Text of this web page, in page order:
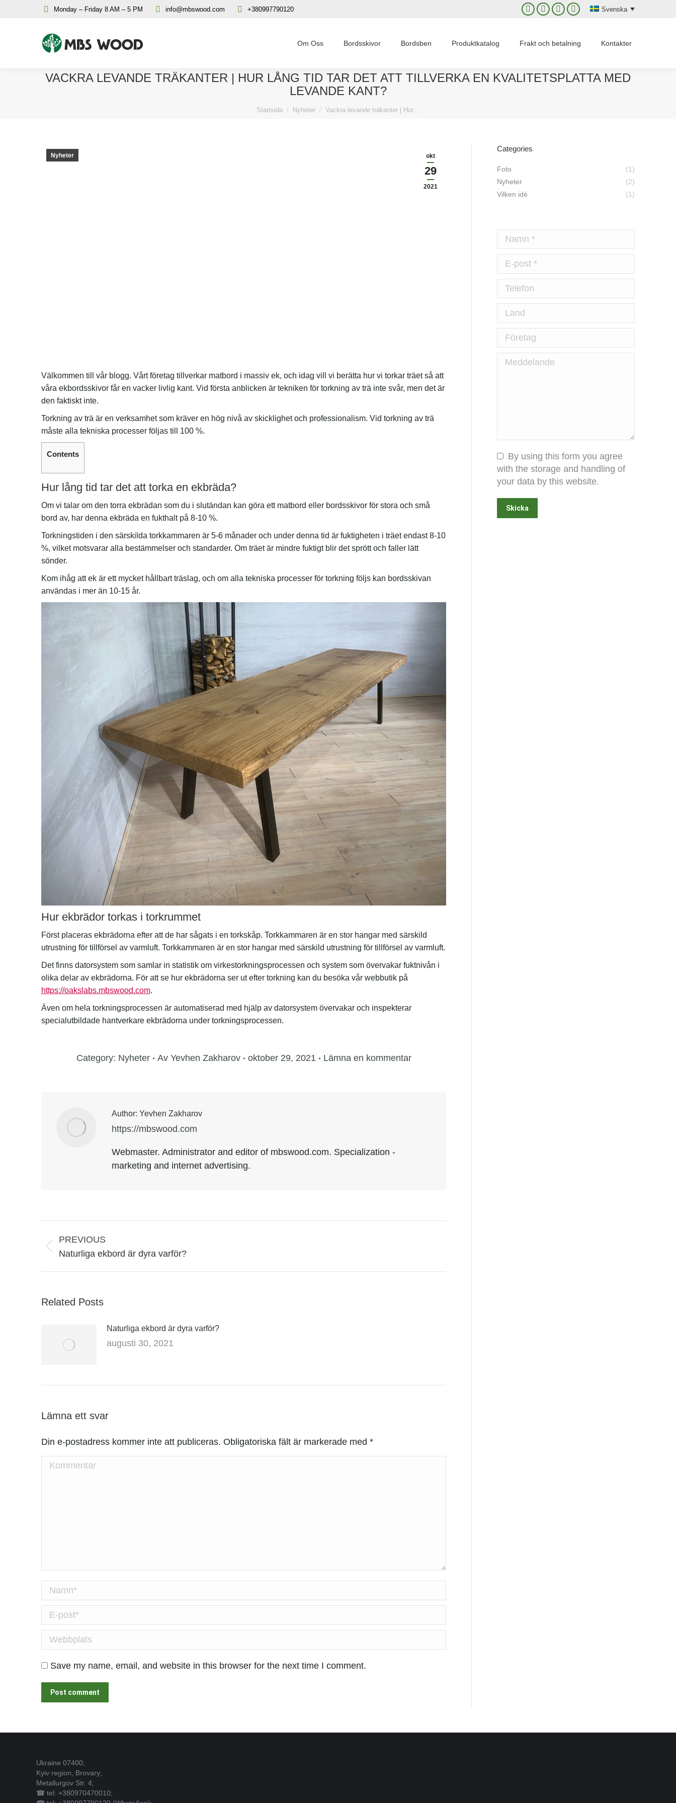
Monday – Friday 8 AM – 5 PM info@mbswood.com +380997790120
Facebook
opens
window
X
opens
window
Instagram
opens
window
YouTube
opens
window
Svenska
Om Oss Bordsskivor Bordsben Produktkatalog Frakt och betalning Kontakter
VACKRA LEVANDE TRÄKANTER | HUR LÅNG TID TAR DET ATT TILLVERKA EN KVALITETSPLATTA MED
LEVANDE KANT?
Startsida Nyheter Vackra levande träkanter | Hur…
okt
29
2021
Nyheter
Välkommen till vår blogg. Vårt företag tillverkar matbord i massiv ek, och idag vill vi berätta hur vi torkar träet så att
våra ekbordsskivor får en vacker livlig kant. Vid första anblicken är tekniken för torkning av trä inte svår, men det är
den faktiskt inte.
Torkning av trä är en verksamhet som kräver en hög nivå av skicklighet och professionalism. Vid torkning av trä
måste alla tekniska processer följas till 100 %.
Contents
Hur lång tid tar det att torka en ekbräda?
Om vi talar om den torra ekbrädan som du i slutändan kan göra ett matbord eller bordsskivor för stora och små
bord av, har denna ekbräda en fukthalt på 8-10 %.
Torkningstiden i den särskilda torkkammaren är 5-6 månader och under denna tid är fuktigheten i träet endast 8-10
%, vilket motsvarar alla bestämmelser och standarder. Om träet är mindre fuktigt blir det sprött och faller lätt
sönder.
Kom ihåg att ek är ett mycket hållbart träslag, och om alla tekniska processer för torkning följs kan bordsskivan
användas i mer än 10-15 år.
Hur ekbrädor torkas i torkrummet
Först placeras ekbrädorna efter att de har sågats i en torkskåp. Torkkammaren är en stor hangar med särskild
utrustning för tillförsel av varmluft. Torkkammaren är en stor hangar med särskild utrustning för tillförsel av varmluft.
Det finns datorsystem som samlar in statistik om virkestorkningsprocessen och system som övervakar fuktnivån i
olika delar av ekbrädorna. För att se hur ekbrädorna ser ut efter torkning kan du besöka vår webbutik på
https://oakslabs.mbswood.com.
Även om hela torkningsprocessen är automatiserad med hjälp av datorsystem övervakar och inspekterar
specialutbildade hantverkare ekbrädorna under torkningsprocessen.
Category: Nyheter Av Yevhen Zakharov oktober 29, 2021 Lämna en kommentar
Author: Yevhen Zakharov
https://mbswood.com
Webmaster. Administrator and editor of mbswood.com. Specialization -
marketing and internet advertising.
navigation
PREVIOUS
Previous
Naturliga ekbord är dyra varför?
Related Posts
Naturliga ekbord är dyra varför?
augusti 30, 2021
Lämna ett svar
Din e-postadress kommer inte att publiceras. Obligatoriska fält är markerade med *
Kommentar
Namn *
E-post *
Webbplats
Save my name, email, and website in this browser for the next time I comment.
Post comment
Categories
Foto
(1)
Nyheter
(2)
Vilken idé
(1)
Namn *
E-post *
Telefon
Land
Företag
Meddelande
By using this form you agree
with the storage and handling of
your data by this website.
Skicka
Ukraine 07400;
Kyiv region, Brovary;
Metallurgov Str. 4;
☎ tel: +380970470010;